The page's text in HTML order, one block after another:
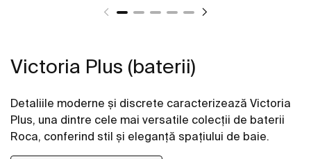
Victoria Plus (baterii)
Detaliile moderne și discrete caracterizează Victoria
Plus, una dintre cele mai versatile colecții de baterii
Roca, conferind stil și eleganță spațiului de baie.